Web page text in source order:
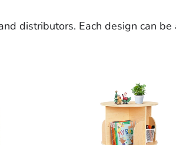
distributors. Each design can be